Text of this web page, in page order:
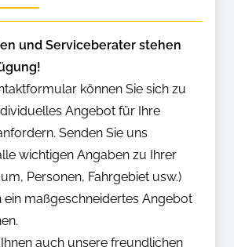
und Serviceberater stehen
können Sie sich zu
Angebot für Ihre
Senden Sie uns
wichtigen Angaben zu Ihrer
Personen, Fahrgebiet usw.)
ein maßgeschneidertes Angebot
auch unsere freundlichen